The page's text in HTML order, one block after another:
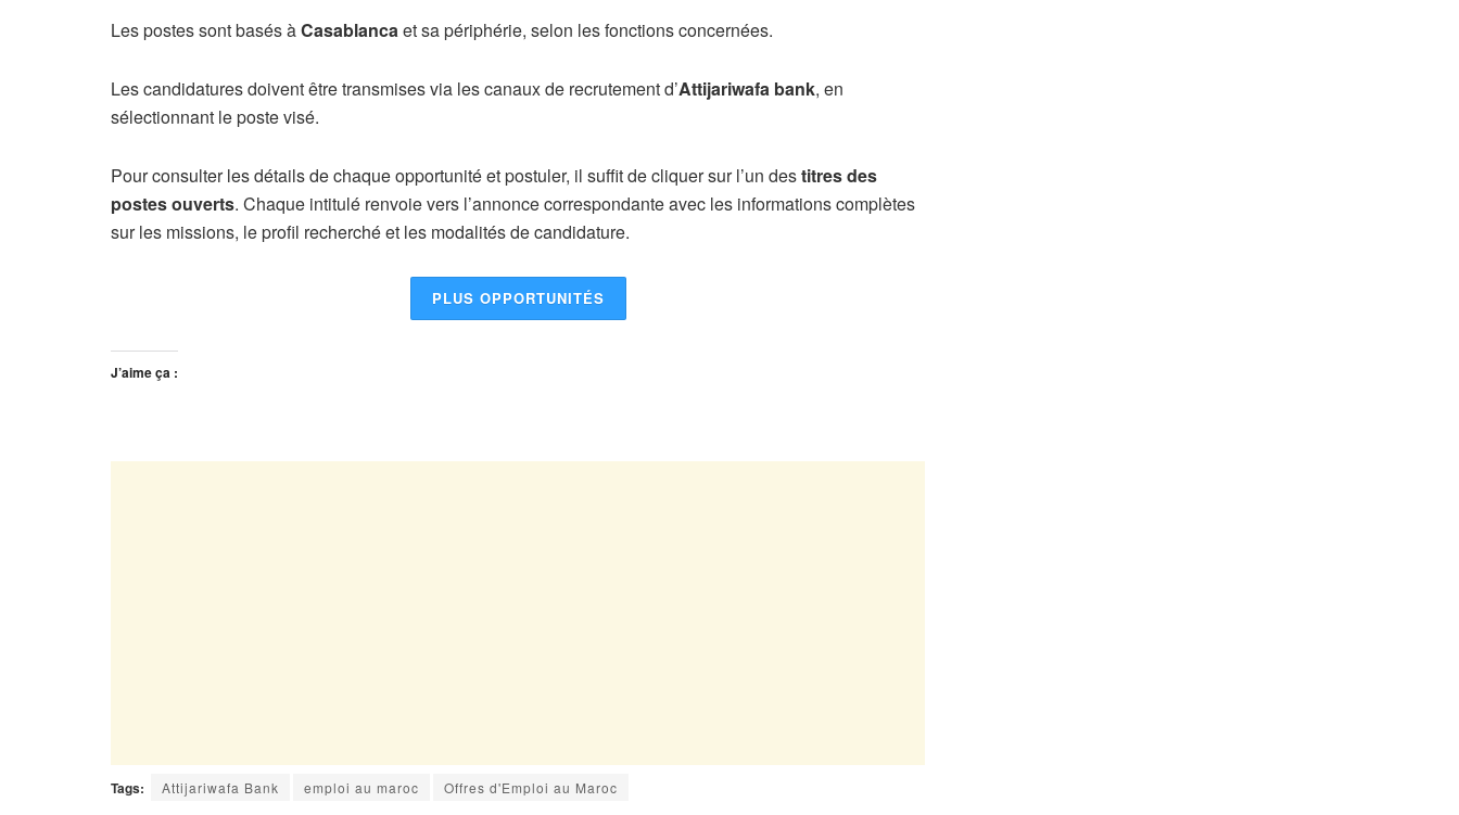
Les postes sont basés àCasablancaet sa périphérie, selon les fonctions concernées.
Les candidatures doivent être transmises via les canaux de recrutement d’Attijariwafa bank, en
sélectionnant le poste visé.
Pour consulter les détails de chaque opportunité et postuler, il suffit de cliquer sur l’un destitres des
postes ouverts. Chaque intitulé renvoie vers l’annonce correspondante avec les informations complètes
sur les missions, le profil recherché et les modalités de candidature.
PLUS OPPORTUNITÉS
J’aime ça :
Tags: Attijariwafa Bank emploi au maroc Offres d'Emploi au Maroc